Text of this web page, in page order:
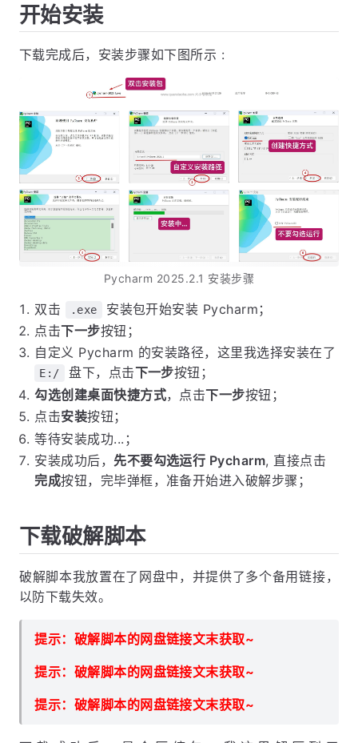
开始安装
下载完成后，安装步骤如下图所示 :
Pycharm 2025.2.1 安装步骤
双击 .exe
安装包开始安装 Pycharm；
点击下一步按钮；
自定义 Pycharm 的安装路径，这里我选择安装在了
E:/ 盘下，点击下一步按钮；
勾选创建桌面快捷方式，点击下一步按钮；
点击安装按钮；
等待安装成功...；
安装成功后， 先不要勾选运行 Pycharm, 直接点击
完成按钮，完毕弹框，准备开始进入破解步骤；
下载破解脚本
破解脚本我放置在了网盘中，并提供了多个备用链接，
以防下载失效。
提示：破解脚本的网盘链接文末获取~
提示：破解脚本的网盘链接文末获取~
提示：破解脚本的网盘链接文末获取~